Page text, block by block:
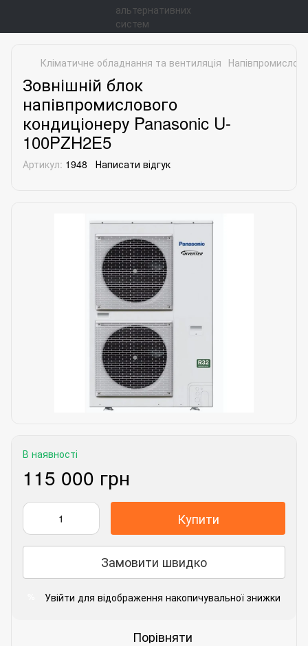
Кліматичне обладнання та вентиляція
Зовнішній блок
напівпромислового
кондиціонеру Panasonic U-
100PZH2E5
Артикул: 1948 Написати відгук
В наявності
115 000 грн
Купити
Замовити швидко
Увійти для відображення накопичувальної знижки
Порівняти